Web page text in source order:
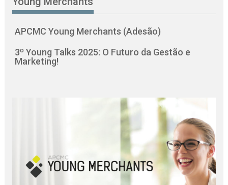
APCMC Young Merchants (Adesão)
3º Young Talks 2025: O Futuro da Gestão e
Marketing!